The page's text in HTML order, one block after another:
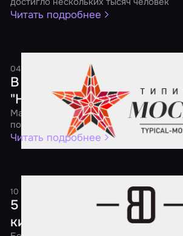
Читать подробнее
04 мая 2017 1 минута
В России пройдет
"Ночь квестов"
Масштабная федеральная акция
популярным квестам, перформансам и
Читать подробнее
10 апреля 2017
5 советов о том, как
киномана